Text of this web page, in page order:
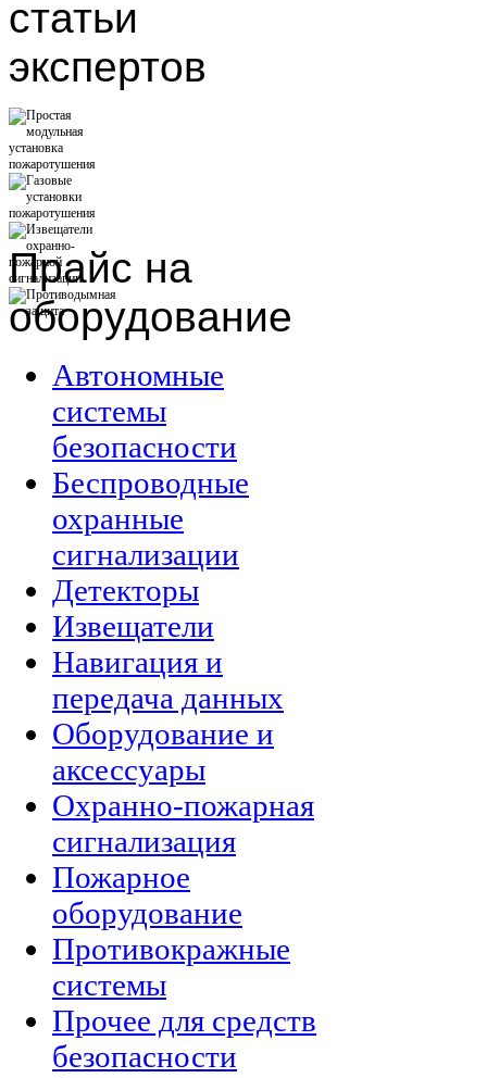
статьи
экспертов
Прайс на
оборудование
Автономные
системы
безопасности
Беспроводные
охранные
сигнализации
Детекторы
Извещатели
Навигация и
передача данных
Оборудование и
аксессуары
Охранно-пожарная
сигнализация
Пожарное
оборудование
Противокражные
системы
Прочее для средств
безопасности